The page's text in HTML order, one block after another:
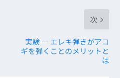
次
実験 ― エレキ弾きがアコ
ギを弾くことのメリットと
は